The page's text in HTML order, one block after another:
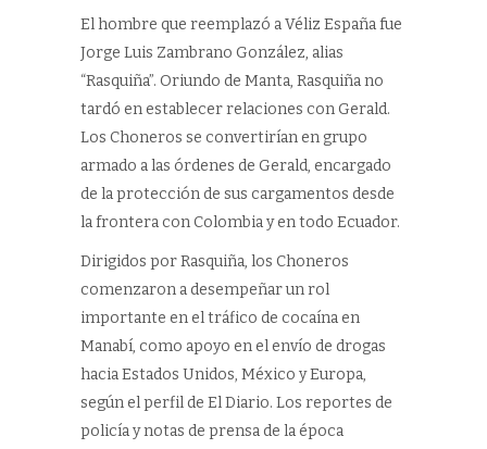
El hombre que reemplazó a Véliz España fue
Jorge Luis Zambrano González, alias
“Rasquiña”. Oriundo de Manta, Rasquiña no
tardó en establecer relaciones con Gerald.
Los Choneros se convertirían en grupo
armado a las órdenes de Gerald, encargado
de la protección de sus cargamentos desde
la frontera con Colombia y en todo Ecuador.
Dirigidos por Rasquiña, los Choneros
comenzaron a desempeñar un rol
importante en el tráfico de cocaína en
Manabí, como apoyo en el envío de drogas
hacia Estados Unidos, México y Europa,
según el perfil de El Diario. Los reportes de
policía y notas de prensa de la época